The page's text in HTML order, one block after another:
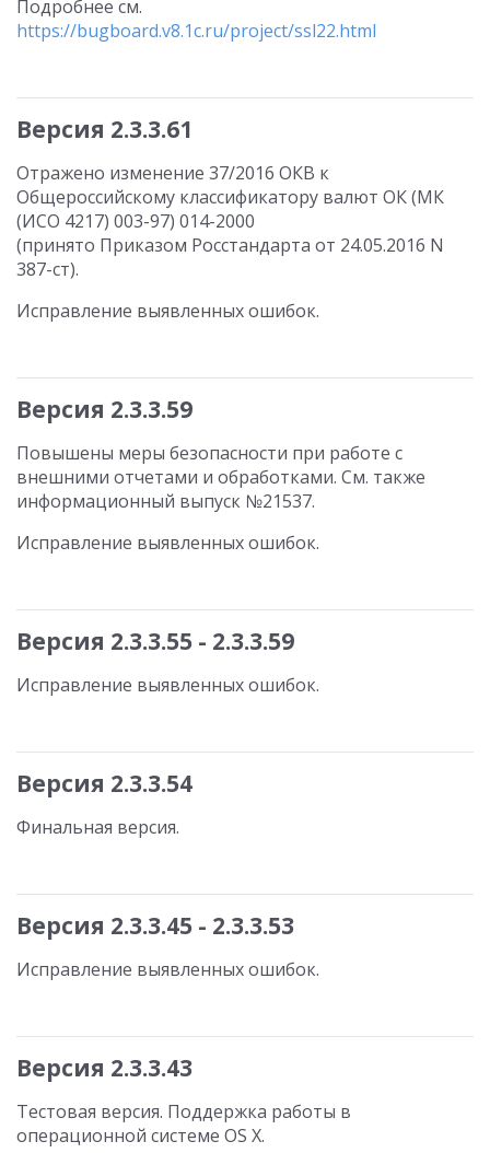
Подробнее см.
https://bugboard.v8.1c.ru/project/ssl22.html
Версия 2.3.3.61
Отражено изменение 37/2016 ОКВ к
Общероссийскому классификатору валют ОК (МК
(ИСО 4217) 003-97) 014-2000
(принято Приказом Росстандарта от 24.05.2016 N
387-ст).
Исправление выявленных ошибок.
Версия 2.3.3.59
Повышены меры безопасности при работе с
внешними отчетами и обработками. См. также
информационный выпуск №21537.
Исправление выявленных ошибок.
Версия 2.3.3.55 - 2.3.3.59
Исправление выявленных ошибок.
Версия 2.3.3.54
Финальная версия.
Версия 2.3.3.45 - 2.3.3.53
Исправление выявленных ошибок.
Версия 2.3.3.43
Тестовая версия. Поддержка работы в
операционной системе OS X.